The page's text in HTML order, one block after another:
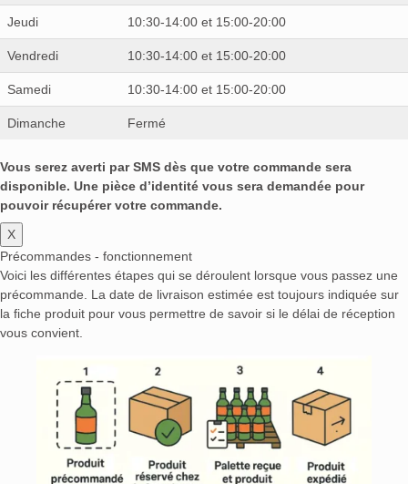
Jeudi 10:30-14:00 et 15:00-20:00
Vendredi 10:30-14:00 et 15:00-20:00
Samedi 10:30-14:00 et 15:00-20:00
Dimanche Fermé
Vous serez averti par SMS dès que votre commande sera
disponible. Une pièce d’identité vous sera demandée pour
pouvoir récupérer votre commande.
X
Précommandes - fonctionnement
Voici les différentes étapes qui se déroulent lorsque vous passez une
précommande. La date de livraison estimée est toujours indiquée sur
la fiche produit pour vous permettre de savoir si le délai de réception
vous convient.